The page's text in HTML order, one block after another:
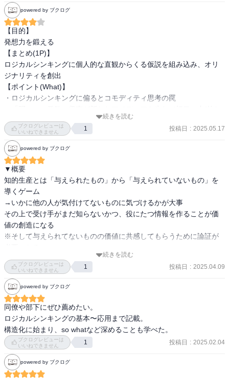
｢思考のコモディティ化｣など、繰り返し使用されるキーワードが
鼻につくこともあったが、思考プロセスの整理方法にとどまらない
視座を与えてくれる点で、読んで良かったと素直に思える書籍だっ
た。
powered by ブクログ
【目的】
発想力を鍛える
【まとめ(1P)】
ロジカルシンキングに個人的な直観からくる仮説を組み込み、オリ
ジナリティを創出
【ポイント(What)】
・ロジカルシンキングに偏るとコモディティ思考の罠
前/後）
・QAIDサイクル（問いを立てる→仮説をたてる→演繹手的に情報の
可能性を引き出す→正しさを検証）
【アウトプット(How)】
・「主観」「信念」で独自の仮説を生み出し、ロジカルシンキング
で発展、検証
・他人の仮説のあら捜しをするのではなく、有用性に着目する
【その他】
・論証は相手を論破するためではなく、組織がともに動く動機付け
にこそ意義がある
・知的ポジティブ：発想がわき、他人のアイディアにも「それいい
ね」と好意的に受け止められる
続きを読む
ブクログレビューは
いいねできません
1 投稿日 : 2025.05.17
powered by ブクログ
▼概要
知的生産とは「与えられたもの」から「与えられていないもの」を
導くゲーム
→いかに他の人が気付けてないものに気づけるかが大事
その上で受け手がまだ知らないかつ、役にたつ情報を作ることが価
値の創造になる
※そして与えられてないものの価値に共感してもらうために論証が
→論証は相手を論破するためではなく、動機づけし、共に動くため
にある
そのための思考法
・演繹法
・帰納法
・アブダクション
→まずはインプット量、経験量を増やすことが必要
これらをたくさん集めた上で、抽象化する、そして思考をずらすこ
とで結論を飛躍させること
※飛躍させることでコモディティ化から抜け出す
続きを読む
ブクログレビューは
いいねできません
1 投稿日 : 2025.04.09
powered by ブクログ
同僚や部下にぜひ薦めたい。
ロジカルシンキングの基本〜応用まで記載。
構造化に始まり、so whatなど深めることも学べた。
ブクログレビューは
いいねできません
1 投稿日 : 2025.02.04
powered by ブクログ